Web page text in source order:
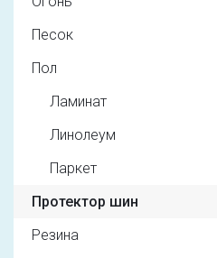
Песок
Пол
Ламинат
Линолеум
Паркет
Протектор шин
Резина